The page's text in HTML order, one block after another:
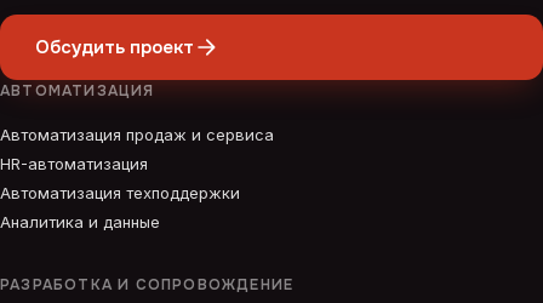
Обсудить проект
АВТОМАТИЗАЦИЯ
Автоматизация продаж и сервиса
HR-автоматизация
Автоматизация техподдержки
Аналитика и данные
РАЗРАБОТКА И СОПРОВОЖДЕНИЕ